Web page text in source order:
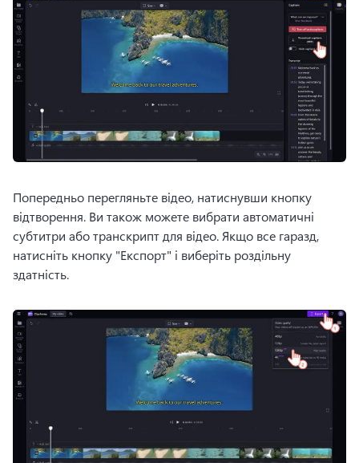
Попередньо перегляньте відео, натиснувши кнопку
відтворення. Ви також можете вибрати автоматичні
субтитри або транскрипт для відео. Якщо все гаразд,
натисніть кнопку "Експорт" і виберіть роздільну
здатність.